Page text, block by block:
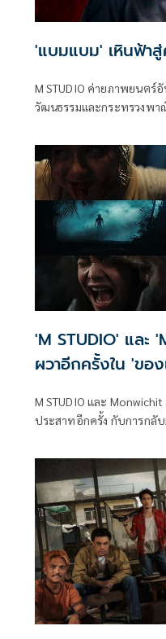
'แบมแบม' เหินฟ้า
M STUDIO ค่ายภาพยนตร์
วัฒนธรรมและกระทรวงพ
ศิลปินระดับโลก แบมแบม-
GOT7 เหินฟ้าสู่ประเทศฝรั่งเ
'M STUDIO' และ
ผวาอีกครั้งใน 'ขอ
M STUDIO และ
ประสาทอีกครั้ง กับการกลั
มณวิจิตร พร้อมปล่อย “โปส
เซอร์แรก” ออกมาเรียกเสี
ตั้งแต่ยังไม่เข้าฉาย